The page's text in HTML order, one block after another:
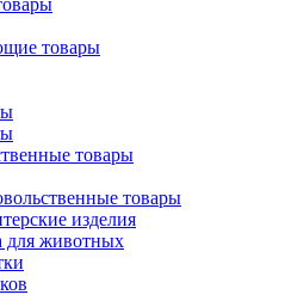
товары
товары
товары
изделия
для животных